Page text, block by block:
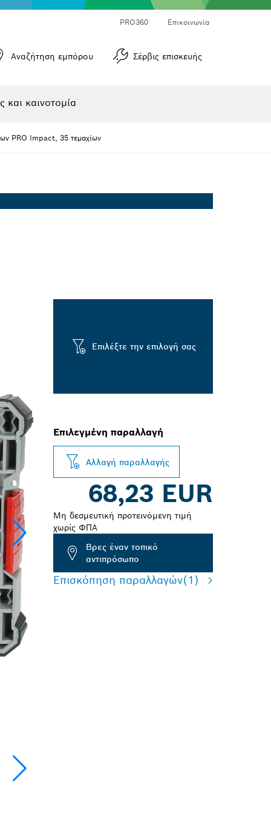
PRO360 Επικοινωνία
Αναζήτηση εμπόρου Σέρβις επισκευής
και καινοτομία
PRO Impact, 35 τεμαχίων
Επιλέξτε την επιλογή σας
Επιλεγμένη παραλλαγή
Αλλαγή παραλλαγής
68,23 EUR
Μη δεσμευτική προτεινόμενη τιμή
χωρίς ΦΠΑ
Βρες έναν τοπικό
αντιπρόσωπο
Επισκόπηση παραλλαγών(1)